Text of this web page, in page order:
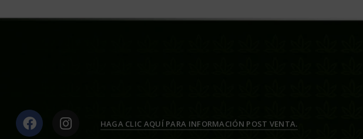
HAGA CLIC AQUÍ PARA INFORMACIÓN POST VENTA.